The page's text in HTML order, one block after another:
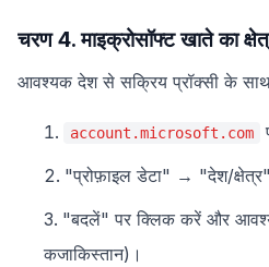
चरण 4. माइक्रोसॉफ्ट खाते का
आवश्यक देश से सक्रिय प्रॉक्सी के
account.microsoft.com
"प्रोफ़ाइल डेटा" → "देश/
"बदलें" पर क्लिक करें और
कजाकिस्तान)।